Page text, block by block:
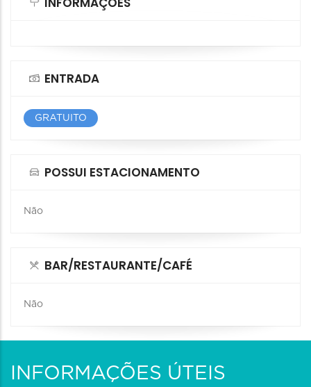
ENTRADA
GRATUITO
POSSUI ESTACIONAMENTO
Não
BAR/RESTAURANTE/CAFÉ
Não
INFORMAÇÕES ÚTEIS